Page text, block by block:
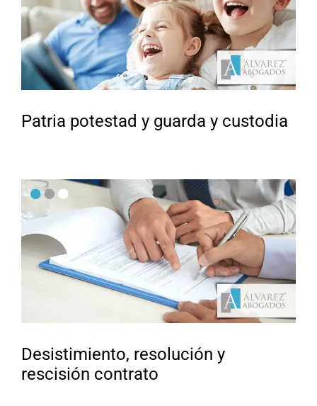
Patria potestad y guarda y custodia
Desistimiento, resolución y
rescisión contrato